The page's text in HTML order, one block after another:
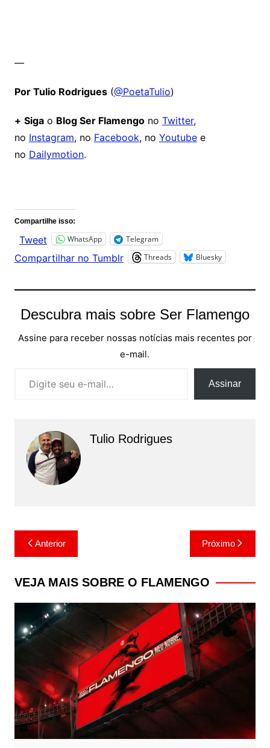
—
Por Tulio Rodrigues(@PoetaTulio)
+ Sigao Blog Ser Flamengono Twitter,
no Instagram, no Facebook, no Youtubee
no Dailymotion.
Compartilhe isso:
Tweet WhatsApp Telegram
Compartilhar no Tumblr Threads Bluesky
Descubra mais sobre Ser Flamengo
Assine para receber nossas notícias mais recentes por
e-mail.
Assinar
Tulio Rodrigues
Navegação
de
Post
Anterior Próximo
VEJA MAIS SOBRE O FLAMENGO